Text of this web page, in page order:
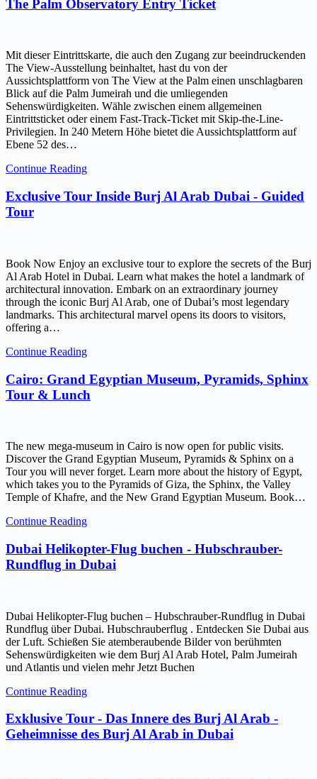
The Palm Observatory Entry Ticket
Mit dieser Eintrittskarte, die auch den Zugang zur beeindruckenden
The View-Ausstellung beinhaltet, hast du von der
Aussichtsplattform von The View at the Palm einen unschlagbaren
Blick auf die Palm Jumeirah und die umliegenden
Sehenswürdigkeiten. Wähle zwischen einem allgemeinen
Eintrittsticket oder einem Fast-Track-Ticket mit Skip-the-Line-
Privilegien. In 240 Metern Höhe bietet die Aussichtsplattform auf
Ebene 52 des…
Continue Reading
Exclusive Tour Inside Burj Al Arab Dubai - Guided
Tour
Book Now Enjoy an exclusive tour to explore the secrets of the Burj
Al Arab Hotel in Dubai. Learn what makes the hotel a landmark of
architectural innovation. Embark on an extraordinary journey
through the iconic Burj Al Arab, one of Dubai’s most legendary
landmarks. This architectural marvel opens its doors to visitors,
offering a…
Continue Reading
Cairo: Grand Egyptian Museum, Pyramids, Sphinx
Tour & Lunch
The new mega-museum in Cairo is now open for public visits.
Discover the Grand Egyptian Museum, Pyramids & Sphinx on a
Tour you will never forget. Learn more about the history of Egypt,
which takes you to the Pyramids of Giza, the Sphinx, the Valley
Temple of Khafre, and the New Grand Egyptian Museum. Book…
Continue Reading
Dubai Helikopter-Flug buchen - Hubschrauber-
Rundflug in Dubai
Dubai Helikopter-Flug buchen – Hubschrauber-Rundflug in Dubai
Rundflug über Dubai. Hubschrauberflug . Entdecken Sie Dubai aus
der Luft. Schießen Sie atemberaubende Bilder von berühmten
Sehenswürdigkeiten wie dem Burj Al Arab Hotel, Palm Jumeirah
und Atlantis und vielen mehr Jetzt Buchen
Continue Reading
Exklusive Tour - Das Innere des Burj Al Arab -
Geheimnisse des Burj Al Arab in Dubai